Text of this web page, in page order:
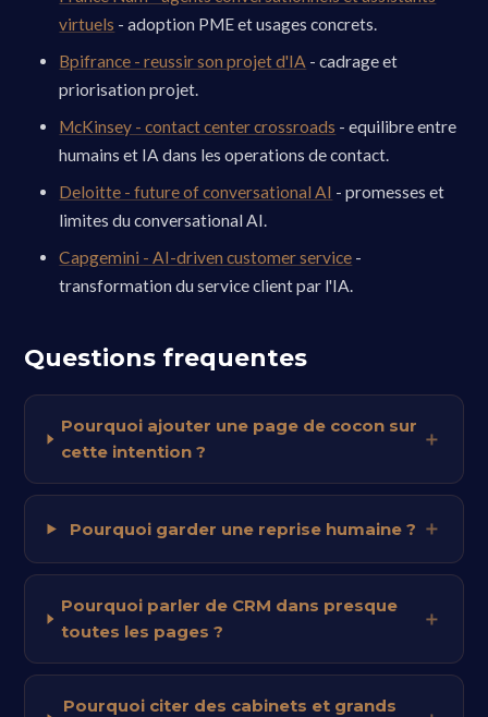
virtuels - adoption PME et usages concrets.
Bpifrance - reussir son projet d'IA - cadrage et
priorisation projet.
McKinsey - contact center crossroads - equilibre entre
humains et IA dans les operations de contact.
Deloitte - future of conversational AI - promesses et
limites du conversational AI.
Capgemini - AI-driven customer service -
transformation du service client par l'IA.
Questions frequentes
Pourquoi ajouter une page de cocon sur
cette intention ?
Pourquoi garder une reprise humaine ?
Pourquoi parler de CRM dans presque
toutes les pages ?
Pourquoi citer des cabinets et grands